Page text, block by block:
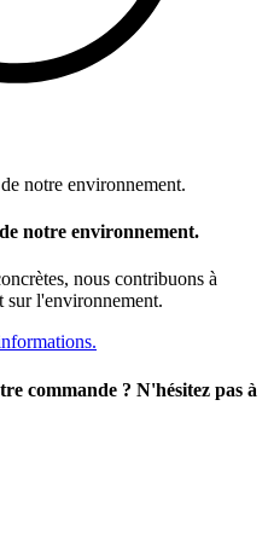
notre environnement.
nous contribuons à
sur l'environnement.
commande ? N'hésitez pas à